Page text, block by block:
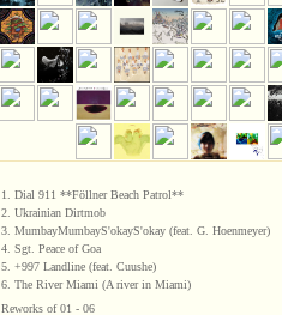
1. Dial 911 **Föllner Beach Patrol**
2. Ukrainian Dirtmob
3. MumbayMumbayS'okayS'okay (feat. G. Hoenmeyer)
4. Sgt. Peace of Goa
5. +997 Landline (feat. Cuushe)
6. The River Miami (A river in Miami)
Reworks of 01 - 06